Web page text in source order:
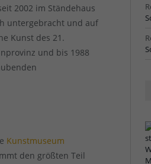
2002 im Ständehaus
untergebracht und auf
Kunst des 21.
und bis 1988
Kunstmuseum
den größten Teil